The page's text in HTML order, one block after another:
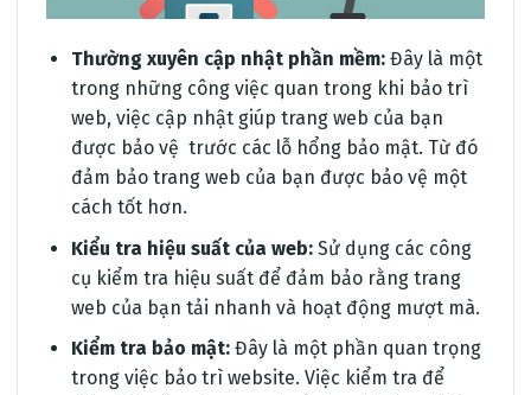
Thường xuyên cập nhật phần mềm:Đây là một
trong những công việc quan trong khi bảo trì
web, việc cập nhật giúp trang web của bạn
được bảo vệ trước các lỗ hổng bảo mật. Từ đó
đảm bảo trang web của bạn được bảo vệ một
cách tốt hơn.
Kiểu tra hiệu suất của web:Sử dụng các công
cụ kiểm tra hiệu suất để đảm bảo rằng trang
web của bạn tải nhanh và hoạt động mượt mà.
Kiểm tra bảo mật:Đây là một phần quan trọng
trong việc bảo trì website. Việc kiểm tra để